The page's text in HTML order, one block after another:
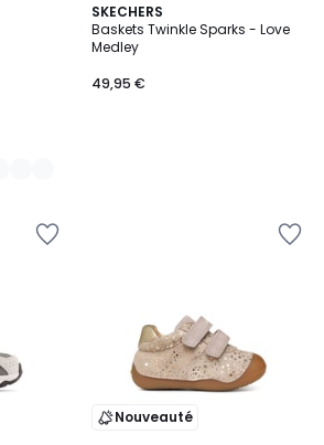
SKECHERS
Baskets Twinkle Sparks - Love
Medley
49,95 €
Nouveauté